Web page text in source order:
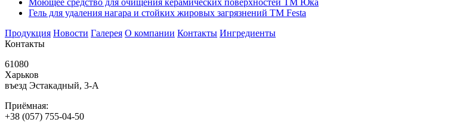
Гель для удаления нагара и стойких жировых загрязнений ТМ Festa
Продукция Новости Галерея О компании Контакты Ингредиенты
Контакты
61080
Харьков
въезд Эстакадный, 3-А
Приёмная:
+38 (057) 755-04-50